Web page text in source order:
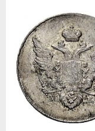
Полтина
Полуполтинник
20 копеек
10 копеек
5 копеек
Медь
Пробные и